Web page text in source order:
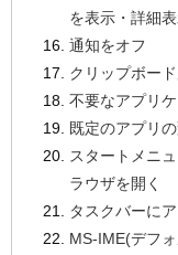
を表示・詳細
通知をオフ
クリップボー
不要なアプリ
既定のアプリ
スタートメニ
ラウザを開く
タスクバーに
MS-IME(デフ